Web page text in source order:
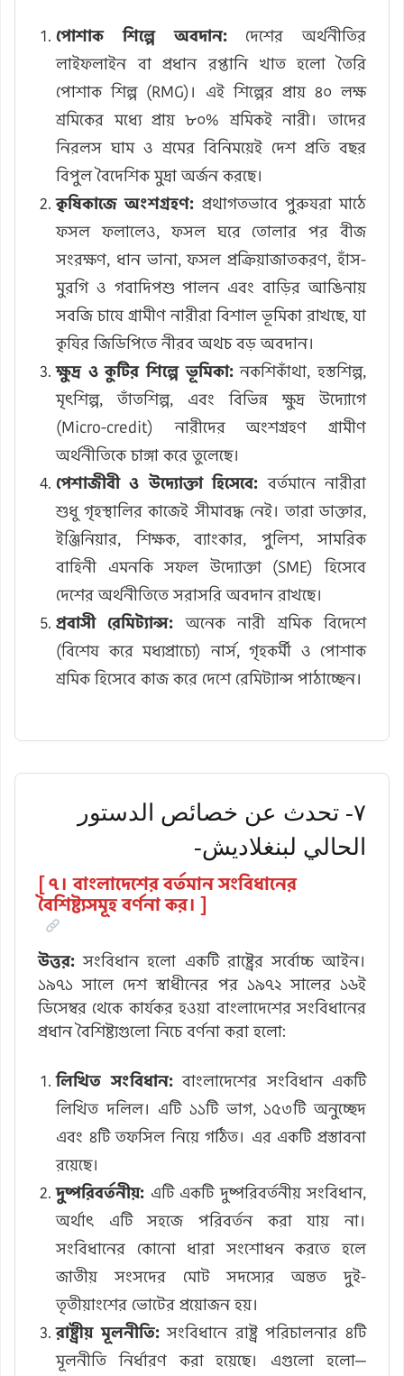
পোশাক শিল্পে অবদান:দেশের অর্থনীতির
লাইফলাইন বা প্রধান রপ্তানি খাত হলো তৈরি
পোশাক শিল্প (RMG)। এই শিল্পের প্রায় ৪০ লক্ষ
শ্রমিকের মধ্যে প্রায় ৮০% শ্রমিকই নারী। তাদের
নিরলস ঘাম ও শ্রমের বিনিময়েই দেশ প্রতি বছর
বিপুল বৈদেশিক মুদ্রা অর্জন করছে।
কৃষিকাজে অংশগ্রহণ: প্রথাগতভাবে পুরুষরা মাঠে
ফসল ফলালেও, ফসল ঘরে তোলার পর বীজ
সংরক্ষণ, ধান ভানা, ফসল প্রক্রিয়াজাতকরণ, হাঁস-
মুরগি ও গবাদিপশু পালন এবং বাড়ির আঙিনায়
সবজি চাষে গ্রামীণ নারীরা বিশাল ভূমিকা রাখছে, যা
কৃষির জিডিপিতে নীরব অথচ বড় অবদান।
ক্ষুদ্র ও কুটির শিল্পে ভূমিকা:নকশিকাঁথা, হস্তশিল্প,
মৃৎশিল্প, তাঁতশিল্প, এবং বিভিন্ন ক্ষুদ্র উদ্যোগে
(Micro-credit) নারীদের অংশগ্রহণ গ্রামীণ
অর্থনীতিকে চাঙ্গা করে তুলেছে।
পেশাজীবী ও উদ্যোক্তা হিসেবে: বর্তমানে নারীরা
শুধু গৃহস্থালির কাজেই সীমাবদ্ধ নেই। তারা ডাক্তার,
ইঞ্জিনিয়ার, শিক্ষক, ব্যাংকার, পুলিশ, সামরিক
বাহিনী এমনকি সফল উদ্যোক্তা (SME) হিসেবে
দেশের অর্থনীতিতে সরাসরি অবদান রাখছে।
প্রবাসী রেমিট্যান্স: অনেক নারী শ্রমিক বিদেশে
(বিশেষ করে মধ্যপ্রাচ্যে) নার্স, গৃহকর্মী ও পোশাক
শ্রমিক হিসেবে কাজ করে দেশে রেমিট্যান্স পাঠাচ্ছেন।
٧- تحدث عن خصائص الدستور
الحالي لبنغلاديش-
[ ৭। বাংলাদেশের বর্তমান সংবিধানের
বৈশিষ্ট্যসমূহ বর্ণনা কর। ]
উত্তর: সংবিধান হলো একটি রাষ্ট্রের সর্বোচ্চ আইন।
১৯৭১ সালে দেশ স্বাধীনের পর ১৯৭২ সালের ১৬ই
ডিসেম্বর থেকে কার্যকর হওয়া বাংলাদেশের সংবিধানের
প্রধান বৈশিষ্ট্যগুলো নিচে বর্ণনা করা হলো:
লিখিত সংবিধান:বাংলাদেশের সংবিধান একটি
লিখিত দলিল। এটি ১১টি ভাগ, ১৫৩টি অনুচ্ছেদ
এবং ৪টি তফসিল নিয়ে গঠিত। এর একটি প্রস্তাবনা
রয়েছে।
দুষ্পরিবর্তনীয়: এটি একটি দুষ্পরিবর্তনীয় সংবিধান,
অর্থাৎ এটি সহজে পরিবর্তন করা যায় না।
সংবিধানের কোনো ধারা সংশোধন করতে হলে
জাতীয় সংসদের মোট সদস্যের অন্তত দুই-
তৃতীয়াংশের ভোটের প্রয়োজন হয়।
রাষ্ট্রীয় মূলনীতি:সংবিধানে রাষ্ট্র পরিচালনার ৪টি
মূলনীতি নির্ধারণ করা হয়েছে। এগুলো হলো—